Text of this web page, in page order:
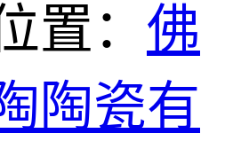
置： 佛
陶瓷有